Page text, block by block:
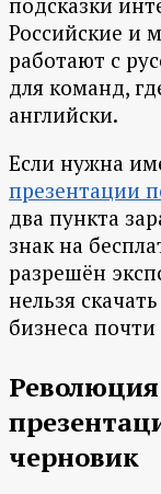
Российские и
работают с
для команд,
английски.
Если нужна
презентации
два пункта
знак на
разрешён
нельзя
бизнеса почти
черновик